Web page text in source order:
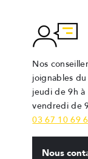
Nos
joignables
jeudi de 9h à
vendredi de
03 67 10 69
Nous